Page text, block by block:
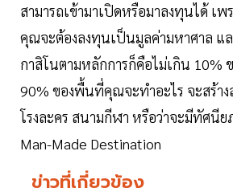
สามารถเข้ามาเปิดหรือมาลงทุนได้ เพ
คุณจะต้องลงทุนเป็นมูลค่ามหาศาล
กาสิโนตามหลักการก็คือไม่เกิน 10%
90% ของพื้นที่คุณจะทำอะไร จะสร้า
โรงละคร สนามกีฬา หรือว่าจะมีทัศนี
Man-Made Destination
ข่าวที่เกี่ยวข้อง